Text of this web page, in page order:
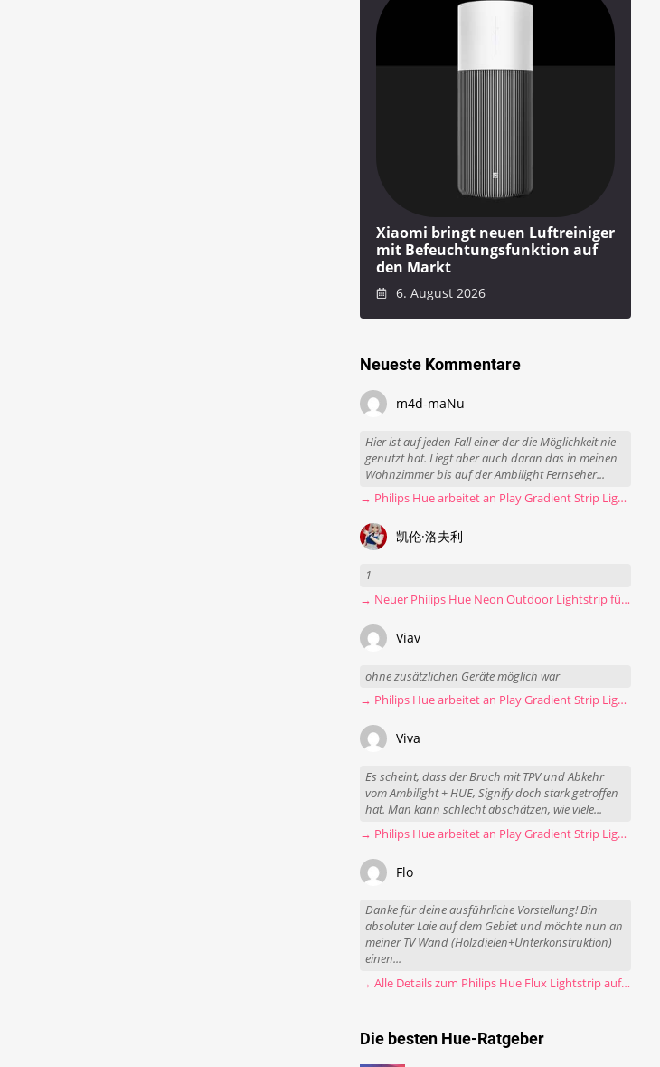
Xiaomi bringt neuen Luftreiniger
mit Befeuchtungsfunktion auf
den Markt
6. August 2026
Neueste Kommentare
m4d-maNu
Hier ist auf jeden Fall einer der die Möglichkeit nie
genutzt hat. Liegt aber auch daran das in meinen
Wohnzimmer bis auf der Ambilight Fernseher...
→ Philips Hue arbeitet an Play Gradient Strip Light Pro
凯伦·洛夫利
1
→ Neuer Philips Hue Neon Outdoor Lightstrip für 130 Euro
Viav
ohne zusätzlichen Geräte möglich war
→ Philips Hue arbeitet an Play Gradient Strip Light Pro
Viva
Es scheint, dass der Bruch mit TPV und Abkehr
vom Ambilight + HUE, Signify doch stark getroffen
hat. Man kann schlecht abschätzen, wie viele...
→ Philips Hue arbeitet an Play Gradient Strip Light Pro
Flo
Danke für deine ausführliche Vorstellung! Bin
absoluter Laie auf dem Gebiet und möchte nun an
meiner TV Wand (Holzdielen+Unterkonstruktion)
einen...
→ Alle Details zum Philips Hue Flux Lightstrip auf einen Blick
Die besten Hue-Ratgeber